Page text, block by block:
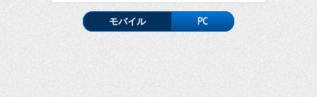
モバイル PC